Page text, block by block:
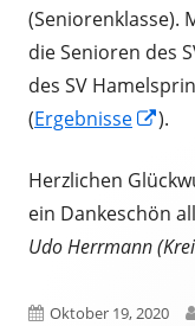
(Seniorenklasse).
die Senioren des
des SV
(Ergebnisse
In
).
Herzlichen
ein Dankeschön
Udo Herrmann
Veröffentlicht
Oktober 19, 2020